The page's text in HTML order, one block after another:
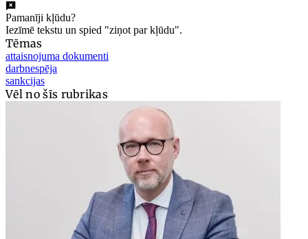
Pamanīji kļūdu?
Iezīmē tekstu un spied "ziņot par kļūdu".
Tēmas
attaisnojuma dokumenti
darbnespēja
sankcijas
Vēl no šīs rubrikas